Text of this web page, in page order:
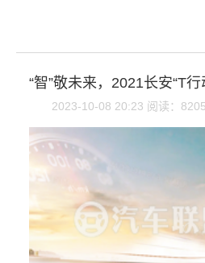
“智”敬未来，2021长安“T行
2023-10-08 20:23 阅读：8205